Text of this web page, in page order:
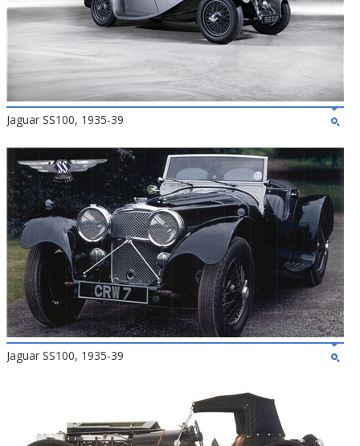
Jaguar SS100, 1935-39
Jaguar SS100, 1935-39